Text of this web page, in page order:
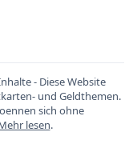
- Diese Website
und Geldthemen.
sich ohne
lesen.